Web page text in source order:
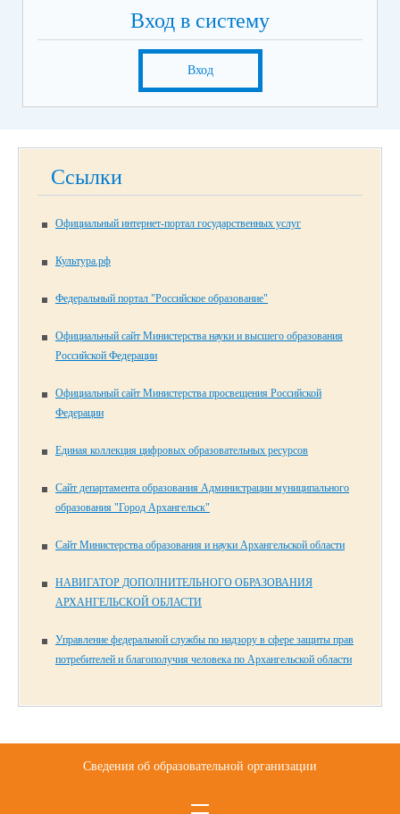
Вход в систему
Вход
Ссылки
Официальный интернет-портал государственных услуг
Культура.рф
Федеральный портал "Российское образование"
Официальный сайт Министерства науки и высшего образования
Российской Федерации
Официальный сайт Министерства просвещения Российской
Федерации
Единая коллекция цифровых образовательных ресурсов
Сайт департамента образования Администрации муниципального
образования "Город Архангельск"
Сайт Министерства образования и науки Архангельской области
НАВИГАТОР ДОПОЛНИТЕЛЬНОГО ОБРАЗОВАНИЯ
АРХАНГЕЛЬСКОЙ ОБЛАСТИ
Управление федеральной службы по надзору в сфере защиты прав
потребителей и благополучия человека по Архангельской области
Сведения об образовательной организации